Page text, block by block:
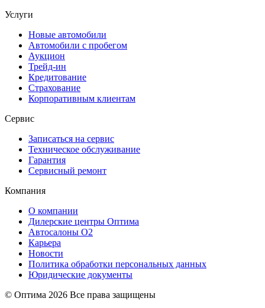
Услуги
Новые автомобили
Автомобили с пробегом
Аукцион
Трейд-ин
Кредитование
Страхование
Корпоративным клиентам
Сервис
Записаться на сервис
Техническое обслуживание
Гарантия
Сервисный ремонт
Компания
О компании
Дилерские центры Оптима
Автосалоны О2
Карьера
Новости
Политика обработки персональных данных
Юридические документы
© Оптима 2026 Все права защищены